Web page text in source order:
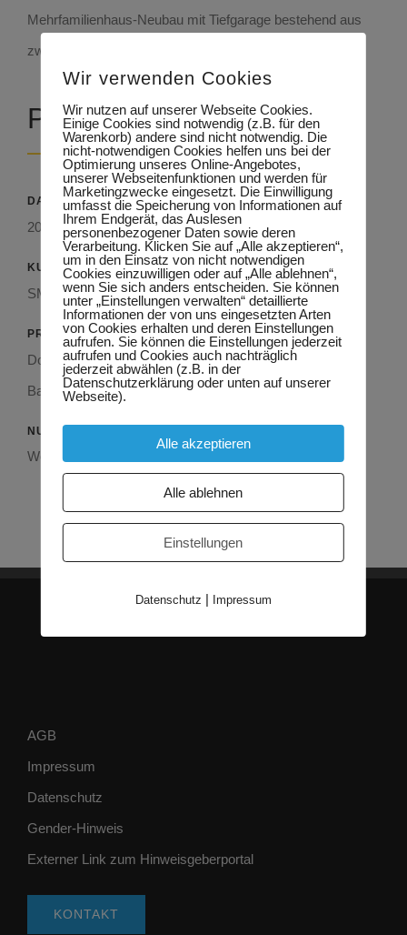
Mehrfamilienhaus-Neubau mit Tiefgarage bestehend aus
zwei Gebäudeteilen mit 58 Wohneinheiten.
Projekt Details
DATUM
2020
KUNDE
SMC Deutsche Generalbau GmbH
PRODUKT
Doppelwandelemente, Elementdecke, Treppen, Podeste,
Balkone
NUTZUNG
Wohnungen
AGB
Impressum
Datenschutz
Gender-Hinweis
Externer Link zum Hinweisgeberportal
KONTAKT
Wir verwenden Cookies
Wir nutzen auf unserer Webseite Cookies.
Einige Cookies sind notwendig (z.B. für den
Warenkorb) andere sind nicht notwendig. Die
nicht-notwendigen Cookies helfen uns bei der
Optimierung unseres Online-Angebotes,
unserer Webseitenfunktionen und werden für
Marketingzwecke eingesetzt. Die Einwilligung
umfasst die Speicherung von Informationen auf
Ihrem Endgerät, das Auslesen
personenbezogener Daten sowie deren
Verarbeitung. Klicken Sie auf „Alle akzeptieren“,
um in den Einsatz von nicht notwendigen
Cookies einzuwilligen oder auf „Alle ablehnen“,
wenn Sie sich anders entscheiden. Sie können
unter „Einstellungen verwalten“ detaillierte
Informationen der von uns eingesetzten Arten
von Cookies erhalten und deren Einstellungen
aufrufen. Sie können die Einstellungen jederzeit
aufrufen und Cookies auch nachträglich
jederzeit abwählen (z.B. in der
Datenschutzerklärung oder unten auf unserer
Webseite).
Alle akzeptieren
Alle ablehnen
Einstellungen
Datenschutz | Impressum